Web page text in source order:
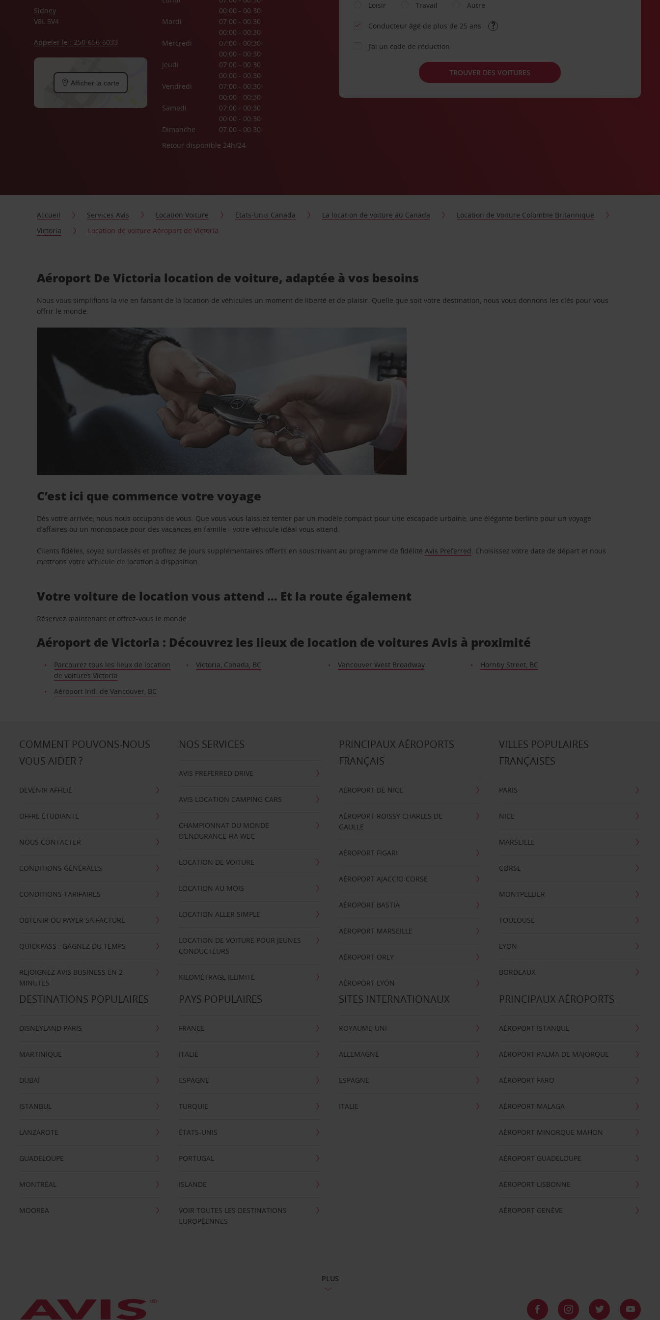
Sidney
V8L 5V4
Appeler le : 250-656-6033
Afficher la carte
00:00 - 00:30
Mardi
07:00 - 00:30
00:00 - 00:30
Mercredi
07:00 - 00:30
00:00 - 00:30
Jeudi
07:00 - 00:30
00:00 - 00:30
Vendredi
07:00 - 00:30
00:00 - 00:30
Samedi
07:00 - 00:30
00:00 - 00:30
Dimanche
07:00 - 00:30
Retour disponible 24h/24
Loisir
Travail Autre
Conducteur âgé de plus de 25 ans
J’ai un code de réduction
TROUVER DES VOITURES
Accueil Services Avis Location Voiture États-Unis Canada La location de voiture au Canada
Location de Voiture Colombie Britannique
Victoria
Location de voiture Aéroport de Victoria
Aéroport De Victoria location de voiture, adaptée à vos besoins
Nous vous simplifions la vie en faisant de la location de véhicules un moment de liberté et de plaisir. Quelle que soit votre destination, nous vous donnons les clés pour vous
offrir le monde.
C’est ici que commence votre voyage
Dès votre arrivée, nous nous occupons de vous. Que vous vous laissiez tenter par un modèle compact pour une escapade urbaine, une élégante berline pour un voyage
d’affaires ou un monospace pour des vacances en famille - votre véhicule idéal vous attend.
Clients fidèles, soyez surclassés et profitez de jours supplémentaires offerts en souscrivant au programme de fidélitéAvis Preferred. Choisissez votre date de départ et nous
mettrons votre véhicule de location à disposition.
Votre voiture de location vous attend … Et la route également
Réservez maintenant et offrez-vous le monde.
Aéroport de Victoria : Découvrez les lieux de location de voitures Avis à proximité
Parcourez tous les lieux de location
de voitures Victoria
Victoria, Canada, BC Vancouver West Broadway Hornby Street, BC
Aéroport Intl. de Vancouver, BC
COMMENT POUVONS-NOUS
VOUS AIDER ?
DEVENIR AFFILIÉ
OFFRE ÉTUDIANTE
NOUS CONTACTER
CONDITIONS GÉNÉRALES
CONDITIONS TARIFAIRES
OBTENIR OU PAYER SA FACTURE
QUICKPASS : GAGNEZ DU TEMPS
REJOIGNEZ AVIS BUSINESS EN 2
MINUTES
NOS SERVICES
AVIS PREFERRED DRIVE
AVIS LOCATION CAMPING CARS
CHAMPIONNAT DU MONDE
D’ENDURANCE FIA WEC
LOCATION DE VOITURE
LOCATION AU MOIS
LOCATION ALLER SIMPLE
LOCATION DE VOITURE POUR JEUNES
CONDUCTEURS
KILOMÉTRAGE ILLIMITÉ
PRINCIPAUX AÉROPORTS
FRANÇAIS
AÉROPORT DE NICE
AÉROPORT ROISSY CHARLES DE
GAULLE
AÉROPORT FIGARI
AÉROPORT AJACCIO CORSE
AÉROPORT BASTIA
AÉROPORT MARSEILLE
AÉROPORT ORLY
AÉROPORT LYON
VILLES POPULAIRES
FRANÇAISES
PARIS
NICE
MARSEILLE
CORSE
MONTPELLIER
TOULOUSE
LYON
BORDEAUX
DESTINATIONS POPULAIRES
DISNEYLAND PARIS
MARTINIQUE
DUBAÏ
ISTANBUL
LANZAROTE
GUADELOUPE
MONTRÉAL
MOOREA
PAYS POPULAIRES
FRANCE
ITALIE
ESPAGNE
TURQUIE
ÉTATS-UNIS
PORTUGAL
ISLANDE
VOIR TOUTES LES DESTINATIONS
EUROPÉENNES
SITES INTERNATIONAUX
ROYAUME-UNI
ALLEMAGNE
ESPAGNE
ITALIE
PRINCIPAUX AÉROPORTS
AÉROPORT ISTANBUL
AÉROPORT PALMA DE MAJORQUE
AÉROPORT FARO
AÉROPORT MALAGA
AÉROPORT MINORQUE MAHON
AÉROPORT GUADELOUPE
AÉROPORT LISBONNE
AÉROPORT GENÈVE
PLUS